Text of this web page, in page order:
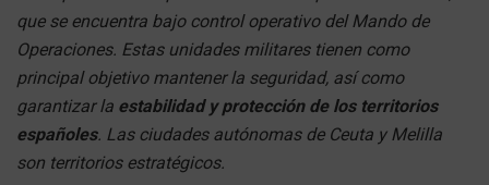
que se encuentra bajo control operativo del Mando de
Operaciones. Estas unidades militares tienen como
principal objetivo mantener la seguridad, así como
garantizar la estabilidad y protección de los territorios
españoles. Las ciudades autónomas de Ceuta y Melilla
son territorios estratégicos.